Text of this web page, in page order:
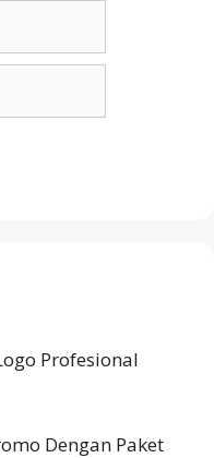
Profesional
Dengan Paket